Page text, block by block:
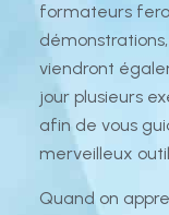
formateurs
viendront
jour plusieurs
afin de vous
merveilleux outil
Quand on